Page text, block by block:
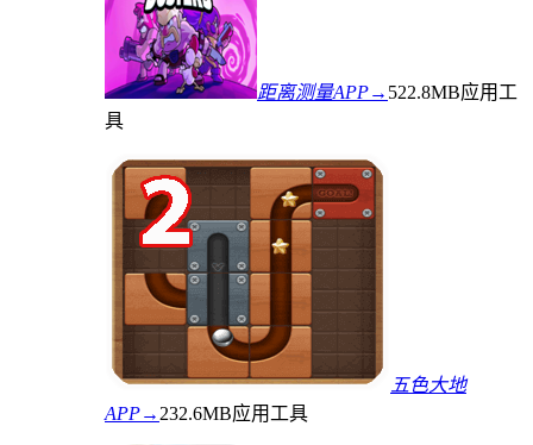
距离测量APP→ 522.8MB应用工
具
五色大地
APP→ 232.6MB应用工具